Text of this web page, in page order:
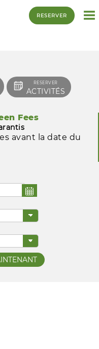
RESERVER
RESERVER
ACTIVITÉS
Fees
avant la date du